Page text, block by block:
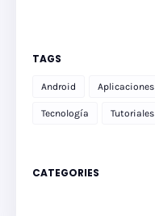
TAGS
Android Aplicaciones
Tecnología Tutoriales
CATEGORIES